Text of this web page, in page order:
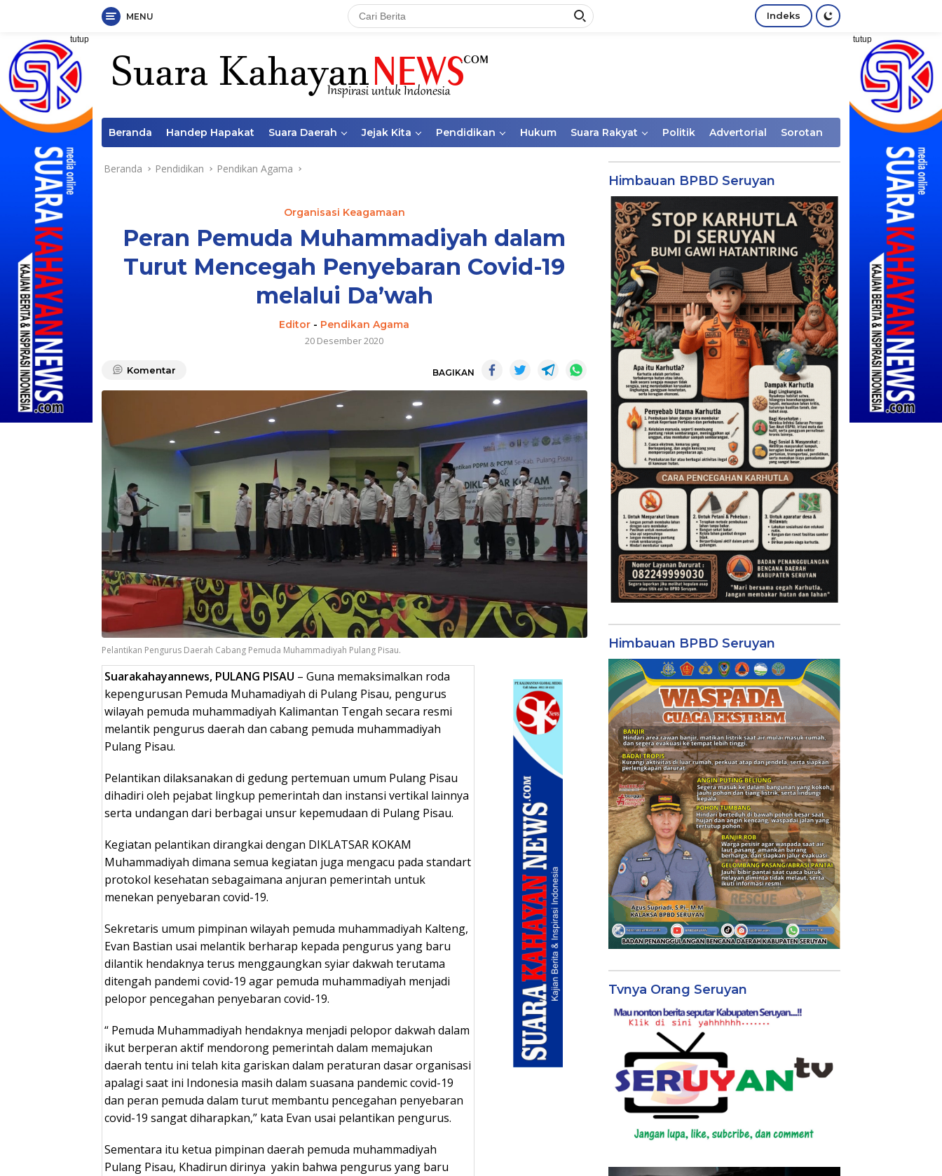
Langsung
konten
MENU Indeks
tutup tutup
Beranda Handep Hapakat Suara Daerah Jejak Kita Pendidikan Hukum Suara Rakyat Politik Advertorial Sorotan
Beranda Pendidikan Pendikan Agama
Organisasi Keagamaan
Peran Pemuda Muhammadiyah dalam
Turut Mencegah Penyebaran Covid-19
melalui Da’wah
Editor - Pendikan Agama
20 Desember 2020
Komentar BAGIKAN
Pelantikan Pengurus Daerah Cabang Pemuda Muhammadiyah Pulang Pisau.
Suarakahayannews, PULANG PISAU – Guna memaksimalkan roda
kepengurusan Pemuda Muhamadiyah di Pulang Pisau, pengurus
wilayah pemuda muhammadiyah Kalimantan Tengah secara resmi
melantik pengurus daerah dan cabang pemuda muhammadiyah
Pulang Pisau.
Pelantikan dilaksanakan di gedung pertemuan umum Pulang Pisau
dihadiri oleh pejabat lingkup pemerintah dan instansi vertikal lainnya
serta undangan dari berbagai unsur kepemudaan di Pulang Pisau.
Kegiatan pelantikan dirangkai dengan DIKLATSAR KOKAM
Muhammadiyah dimana semua kegiatan juga mengacu pada standart
protokol kesehatan sebagaimana anjuran pemerintah untuk
menekan penyebaran covid-19.
Sekretaris umum pimpinan wilayah pemuda muhammadiyah Kalteng,
Evan Bastian usai melantik berharap kepada pengurus yang baru
dilantik hendaknya terus menggaungkan syiar dakwah terutama
ditengah pandemi covid-19 agar pemuda muhammadiyah menjadi
pelopor pencegahan penyebaran covid-19.
“ Pemuda Muhammadiyah hendaknya menjadi pelopor dakwah dalam
ikut berperan aktif mendorong pemerintah dalam memajukan
daerah tentu ini telah kita gariskan dalam peraturan dasar organisasi
apalagi saat ini Indonesia masih dalam suasana pandemic covid-19
dan peran pemuda dalam turut membantu pencegahan penyebaran
covid-19 sangat diharapkan,” kata Evan usai pelantikan pengurus.
Sementara itu ketua pimpinan daerah pemuda muhammadiyah
Pulang Pisau, Khadirun dirinya yakin bahwa pengurus yang baru
Himbauan BPBD Seruyan
Himbauan BPBD Seruyan
Tvnya Orang Seruyan